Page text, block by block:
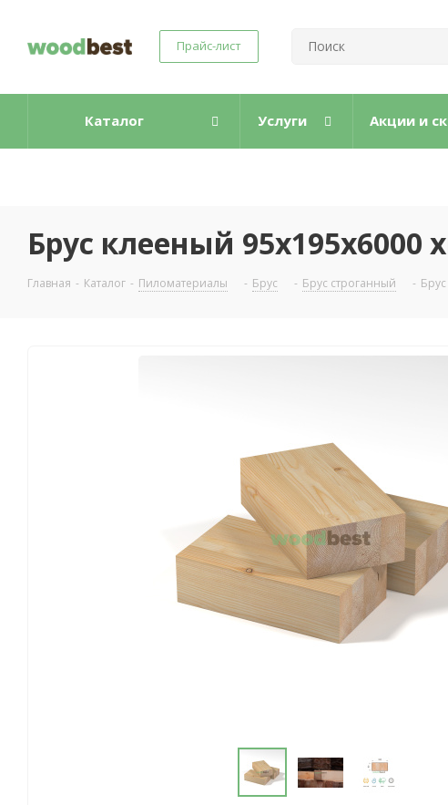
Прайс-лист
Каталог Услуги Акции и
Брус клееный 95х195х6000
Главная - Каталог - Пиломатериалы - Брус - Брус строганный -